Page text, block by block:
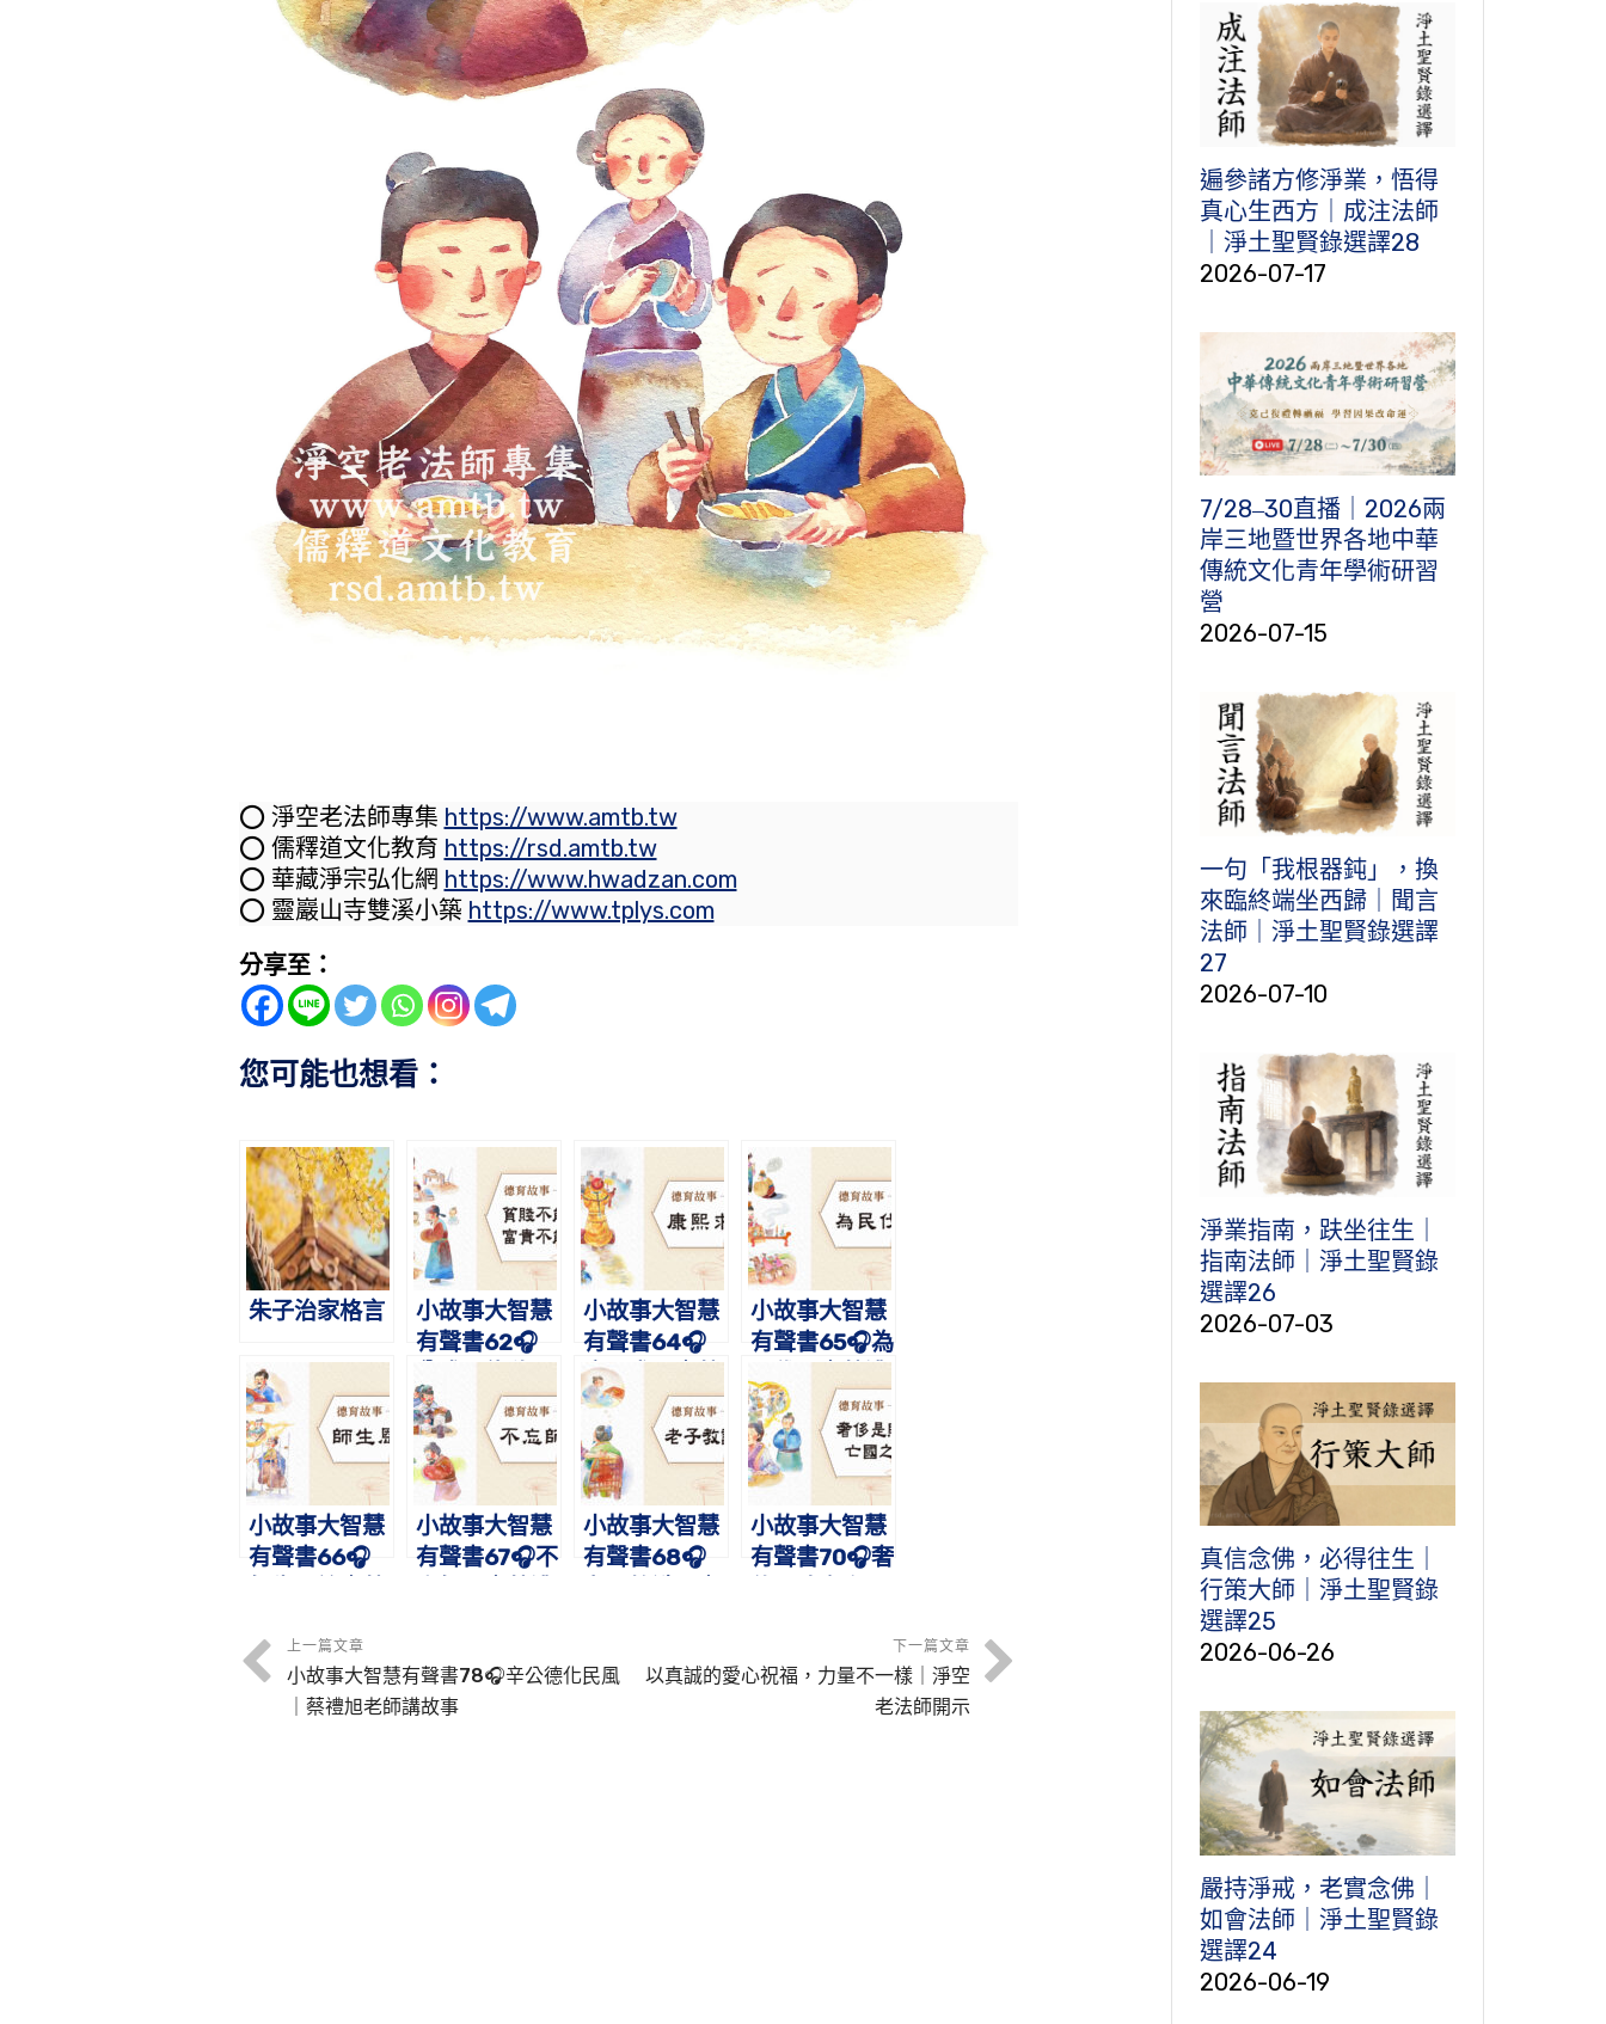
⭕️ 淨空老法師專集 https://www.amtb.tw
⭕️ 儒釋道文化教育 https://rsd.amtb.tw
⭕️ 華藏淨宗弘化網 https://www.hwadzan.com
⭕️ 靈巖山寺雙溪小築 https://www.tplys.com
分享至：
您可能也想看：
朱子治家格言
小故事大智慧
有聲書62🎧
富貴不能淫｜
蔡禮旭老師講
故事
小故事大智慧
有聲書64🎧
康熙求雨｜蔡
禮旭老師講故
事
小故事大智慧
有聲書65🎧為
旭老師講故事
小故事大智慧
有聲書66🎧
事
小故事大智慧
有聲書67🎧不
小故事大智慧
有聲書68🎧
小故事大智慧
有聲書70🎧奢
上一篇文章
小故事大智慧有聲書78🎧辛公德化民風
｜蔡禮旭老師講故事
下一篇文章
以真誠的愛心祝福，力量不一樣｜淨空
老法師開示
遍參諸方修淨業，悟得
真心生西方｜成注法師
｜淨土聖賢錄選譯28
2026-07-17
7/28‒30直播｜2026兩
岸三地暨世界各地中華
傳統文化青年學術研習
營
2026-07-15
一句「我根器鈍」，換
來臨終端坐西歸｜聞言
法師｜淨土聖賢錄選譯
27
2026-07-10
淨業指南，趺坐往生｜
指南法師｜淨土聖賢錄
選譯26
2026-07-03
真信念佛，必得往生｜
行策大師｜淨土聖賢錄
選譯25
2026-06-26
嚴持淨戒，老實念佛｜
如會法師｜淨土聖賢錄
選譯24
2026-06-19